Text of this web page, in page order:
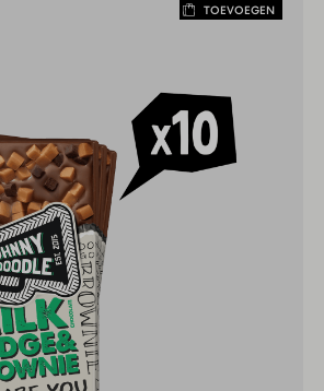
TOEVOEGEN